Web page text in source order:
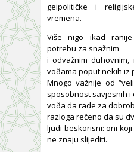
geipolitičke i
vremena.
Više nigo ikad
potrebu za snažnim
i odvažnim duhovnim,
voðama poput nekih iz
Mnogo važnije od
sposobnost savjesnih i
voða da rade za
razloga rečeno da su
ljudi beskorisni: oni
ne znaju slijediti.